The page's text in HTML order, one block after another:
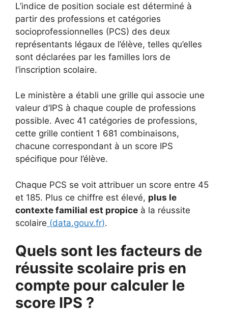
L’indice de position sociale est déterminé à
partir des professions et catégories
socioprofessionnelles (PCS) des deux
représentants légaux de l’élève, telles qu’elles
sont déclarées par les familles lors de
l’inscription scolaire.
Le ministère a établi une grille qui associe une
valeur d’IPS à chaque couple de professions
possible. Avec 41 catégories de professions,
cette grille contient 1 681 combinaisons,
chacune correspondant à un score IPS
spécifique pour l’élève.
Chaque PCS se voit attribuer un score entre 45
et 185. Plus ce chiffre est élevé, plus le
contexte familial est propice à la réussite
scolaire (data.gouv.fr).
Quels sont les facteurs de
réussite scolaire pris en
compte pour calculer le
score IPS ?